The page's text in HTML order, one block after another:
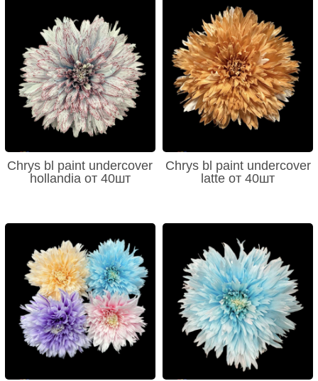
Chrys bl paint undercover
hollandia от 40шт
Chrys bl paint undercover
latte от 40шт